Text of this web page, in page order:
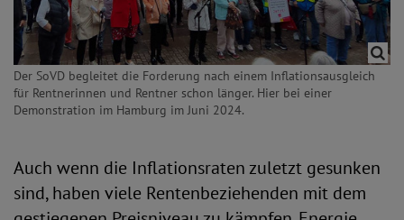
Der SoVD begleitet die Forderung nach einem Inflationsausgleich
für Rentnerinnen und Rentner schon länger. Hier bei einer
Demonstration im Hamburg im Juni 2024.
Auch wenn die Inflationsraten zuletzt gesunken
sind, haben viele Rentenbeziehenden mit dem